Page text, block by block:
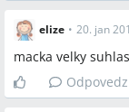
elize • 20. jan
macka velky suhlas
Odpovedz